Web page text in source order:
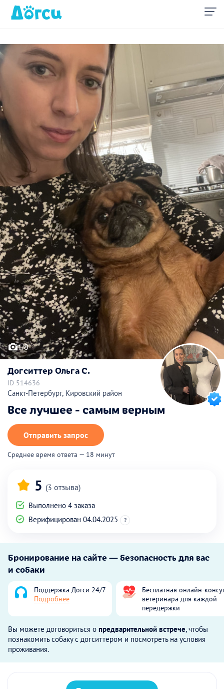
1/8
Догситтер Ольга С.
ID 514636
Санкт-Петербург, Кировский район
Все лучшее - самым верным
Отправить запрос
Среднее время ответа — 18 минут
5 (3 отзыва)
Выполнено 4 заказа
Верифицирован 04.04.2025
?
Бронирование на сайте — безопасность для вас
и собаки
Поддержка Догси 24/7
Подробнее
Бесплатная онлайн-
ветеринара для каждой
передержки
Вы можете договориться о предварительной встрече, чтобы
познакомить собаку с догситтером и посмотреть на условия
проживания.